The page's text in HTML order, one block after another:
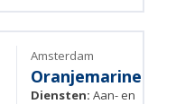
Amsterdam
Oranjemarine
Diensten: Aan- en